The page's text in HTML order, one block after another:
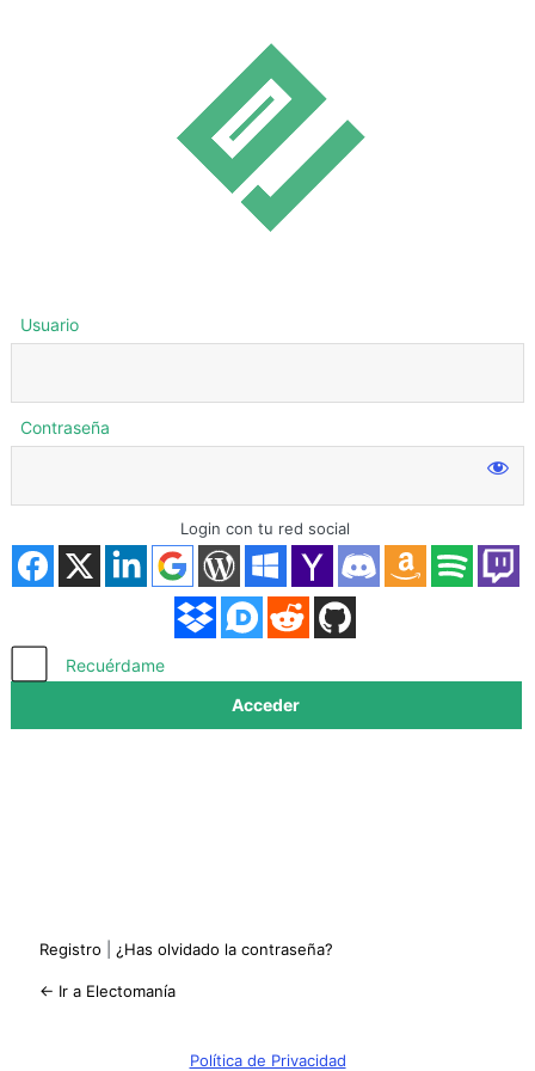
Acceder
Usuario
Contraseña
Login con tu red social
Recuérdame
Registro ¿Has olvidado la contraseña?
← Ir a Electomanía
Política de Privacidad